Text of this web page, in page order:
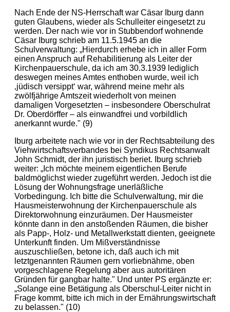
Nach Ende der NS-Herrschaft war Cäsar Iburg dann
guten Glaubens, wieder als Schulleiter eingesetzt zu
werden. Der nach wie vor in Stubbendorf wohnende
Cäsar Iburg schrieb am 11.5.1945 an die
Schulverwaltung: „Hierdurch erhebe ich in aller Form
einen Anspruch auf Rehabilitierung als Leiter der
Kirchenpauerschule, da ich am 30.3.1939 lediglich
deswegen meines Amtes enthoben wurde, weil ich
‚jüdisch versippt‘ war, während meine mehr als
zwölfjährige Amtszeit wiederholt von meinen
damaligen Vorgesetzten – insbesondere Oberschulrat
Dr. Oberdörffer – als einwandfrei und vorbildlich
anerkannt wurde." (9)
Iburg arbeitete nach wie vor in der Rechtsabteilung des
Viehwirtschaftsverbandes bei Syndikus Rechtsanwalt
John Schmidt, der ihn juristisch beriet. Iburg schrieb
weiter: „Ich möchte meinem eigentlichen Berufe
baldmöglichst wieder zugeführt werden. Jedoch ist die
Lösung der Wohnungsfrage unerläßliche
Vorbedingung. Ich bitte die Schulverwaltung, mir die
Hausmeisterwohnung der Kirchenpauerschule als
Direktorwohnung einzuräumen. Der Hausmeister
könnte dann in den anstoßenden Räumen, die bisher
als Papp-, Holz- und Metallwerkstatt dienten, geeignete
Unterkunft finden. Um Mißverständnisse
auszuschließen, betone ich, daß auch ich mit
letztgenannten Räumen gern vorliebnähme, oben
vorgeschlagene Regelung aber aus autoritären
Gründen für gangbar halte." Und unter PS ergänzte er:
„Solange eine Betätigung als Oberschul-Leiter nicht in
Frage kommt, bitte ich mich in der Ernährungswirtschaft
zu belassen." (10)